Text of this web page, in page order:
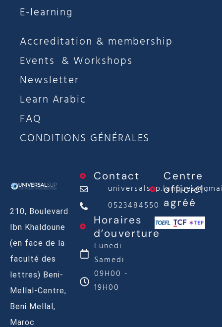
E-learning
Accreditation & membership
Events & Workshops
Newsletter
Learn Arabic
FAQ
CONDITIONS GÉNÉRALES
210, Boulevard
Ibn Khaldoune
(en face de la
faculté des
lettres) Beni-
Mellal-Centre,
Beni Mellal,
Maroc
Contact
0523484550
Horaires
d’ouverture
Lunedi -
Samedi
09H00 -
19H00
Centre
officiel
agréé